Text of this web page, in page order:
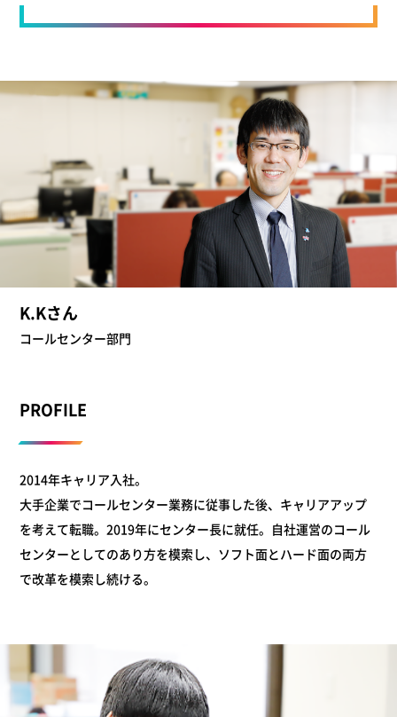
K.Kさん
コールセンター部門
PROFILE
2014年キャリア入社。
大手企業でコールセンター業務に従事した後、キャリアアップ
を考えて転職。2019年にセンター長に就任。自社運営のコール
センターとしてのあり方を模索し、ソフト面とハード面の両方
で改革を模索し続ける。